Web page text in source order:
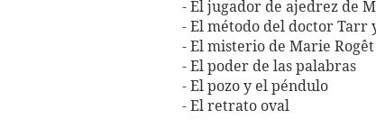
- El jugador de ajedrez de
- El método del doctor Tarr
- El misterio de Marie Rogêt
- El poder de las palabras
- El pozo y el péndulo
- El retrato oval